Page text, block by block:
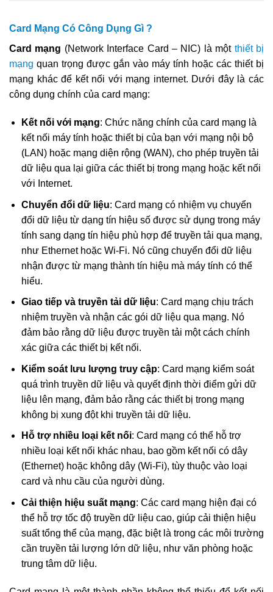
Card Mạng Có Công Dụng Gì ?
Card mạng (Network Interface Card – NIC) là một thiết bị
mạng quan trọng được gắn vào máy tính hoặc các thiết bị
mạng khác để kết nối với mạng internet. Dưới đây là các
công dụng chính của card mạng:
Kết nối với mạng: Chức năng chính của card mạng là
kết nối máy tính hoặc thiết bị của bạn với mạng nội bộ
(LAN) hoặc mạng diện rộng (WAN), cho phép truyền tải
dữ liệu qua lại giữa các thiết bị trong mạng hoặc kết nối
với Internet.
Chuyển đổi dữ liệu: Card mạng có nhiệm vụ chuyển
đổi dữ liệu từ dạng tín hiệu số được sử dụng trong máy
tính sang dạng tín hiệu phù hợp để truyền tải qua mạng,
như Ethernet hoặc Wi-Fi. Nó cũng chuyển đổi dữ liệu
nhận được từ mạng thành tín hiệu mà máy tính có thể
hiểu.
Giao tiếp và truyền tải dữ liệu: Card mạng chịu trách
nhiệm truyền và nhận các gói dữ liệu qua mạng. Nó
đảm bảo rằng dữ liệu được truyền tải một cách chính
xác giữa các thiết bị kết nối.
Kiểm soát lưu lượng truy cập: Card mạng kiểm soát
quá trình truyền dữ liệu và quyết định thời điểm gửi dữ
liệu lên mạng, đảm bảo rằng các thiết bị trong mạng
không bị xung đột khi truyền tải dữ liệu.
Hỗ trợ nhiều loại kết nối: Card mạng có thể hỗ trợ
nhiều loại kết nối khác nhau, bao gồm kết nối có dây
(Ethernet) hoặc không dây (Wi-Fi), tùy thuộc vào loại
card và nhu cầu của người dùng.
Cải thiện hiệu suất mạng: Các card mạng hiện đại có
thể hỗ trợ tốc độ truyền dữ liệu cao, giúp cải thiện hiệu
suất tổng thể của mạng, đặc biệt là trong các môi trường
cần truyền tải lượng lớn dữ liệu, như văn phòng hoặc
trung tâm dữ liệu.